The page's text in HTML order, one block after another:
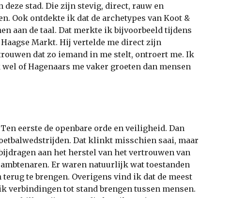
stad. Die zijn stevig, direct, rauw en
Ook ontdekte ik dat de archetypes van Koot &
aan de taal. Dat merkte ik bijvoorbeeld tijdens
Markt. Hij vertelde me direct zijn
dat zo iemand in me stelt, ontroert me. Ik
of Hagenaars me vaker groeten dan mensen
eerste de openbare orde en veiligheid. Dan
Dat klinkt misschien saai, maar
aan het herstel van het vertrouwen van
Er waren natuurlijk wat toestanden
te brengen. Overigens vind ik dat de meest
verbindingen tot stand brengen tussen mensen.